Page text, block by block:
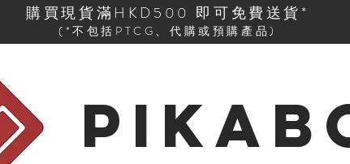
購買現貨滿HKD500 即可免費送貨*
(*不包括PTCG、代購或預購產品)